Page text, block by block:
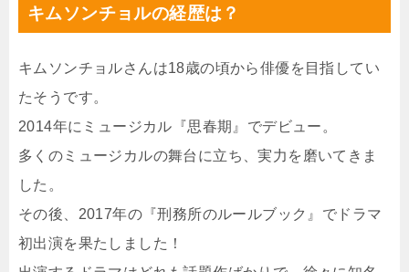
キムソンチョルの経歴は？
キムソンチョルさんは18歳の頃から俳優を目指してい
たそうです。
2014年にミュージカル『思春期』でデビュー。
多くのミュージカルの舞台に立ち、実力を磨いてきま
した。
その後、2017年の『刑務所のルールブック』でドラマ
初出演を果たしました！